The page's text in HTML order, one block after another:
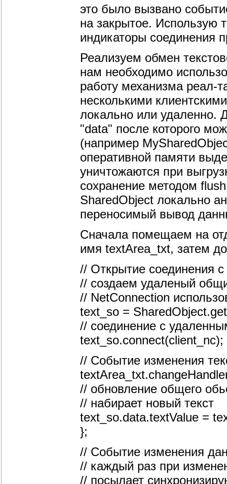
это было вызвано
на закрытое. Использую
индикаторы соединения
Реализуем обмен
нам необходимо
работу механизма реал-
несколькими
локально или удаленно.
"data" после которого
(например
оперативной памяти
уничтожаются при
сохранение методом
SharedObject локально
переносимый вывод
Сначала помещаем на
имя textArea_txt, затем
// Открытие соединения
// создаем удаленый
// NetConnection
text_so =
// соединение с
text_so.connect(client_nc);
// Событие изменения
// обновление общего
// набирает новый текст
text_so.data.textValue =
};
// Событие изменения
// каждый раз при
// посылает